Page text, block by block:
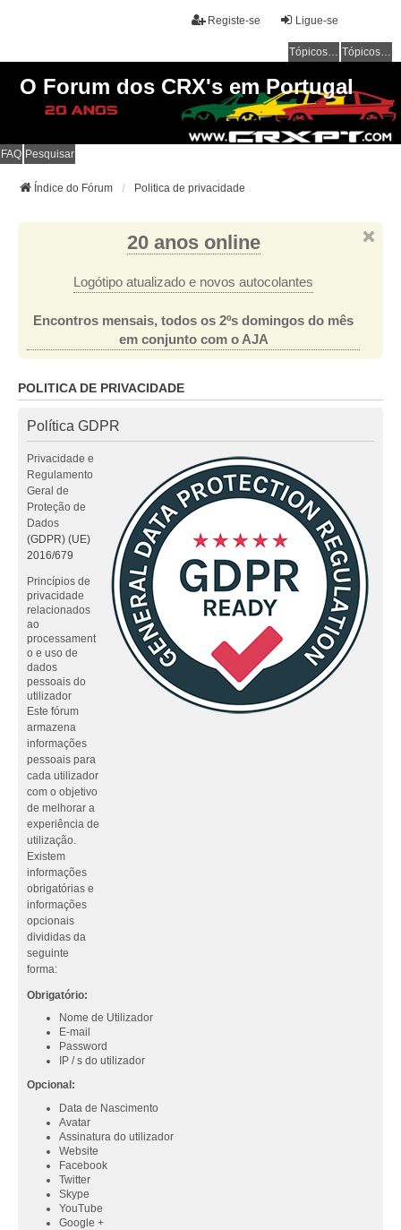
Ligue-se
Registe-se
Tópicos sem resposta Tópicos ativos
O Forum dos CRX's em Portugal
FAQ Pesquisar
Índice do Fórum Politica de privacidade
20 anos online
Logótipo atualizado e novos autocolantes
Encontros mensais, todos os 2ºs domingos do mês
em conjunto com o AJA
POLITICA DE PRIVACIDADE
Política GDPR
Privacidade e
Regulamento
Geral de
Proteção de
Dados
(GDPR) (UE)
2016/679
Princípios de
privacidade
relacionados
ao
processament
o e uso de
dados
pessoais do
utilizador
Este fórum
armazena
informações
pessoais para
cada utilizador
com o objetivo
de melhorar a
experiência de
utilização.
Existem
informações
obrigatórias e
informações
opcionais
divididas da
seguinte
forma:
Obrigatório:
Nome de Utilizador
E-mail
Password
IP / s do utilizador
Opcional:
Data de Nascimento
Avatar
Assinatura do utilizador
Website
Facebook
Twitter
Skype
YouTube
Google +